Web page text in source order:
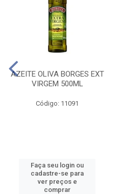
AZEITE OLIVA BORGES EXT
VIRGEM 500ML
Código: 11091
Faça seu login ou
cadastre-se para
ver preços e
comprar